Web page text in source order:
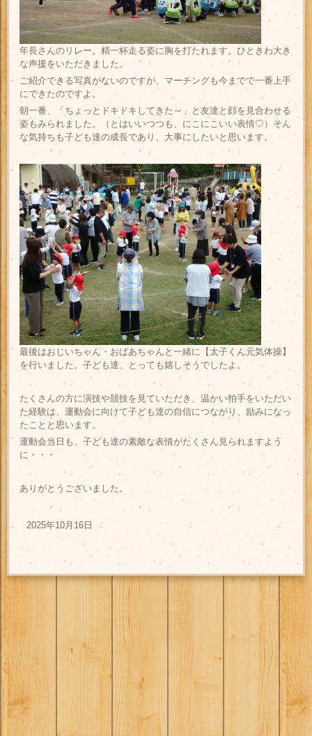
年長さんのリレー。精一杯走る姿に胸を打たれます。ひときわ大き
な声援をいただきました。
ご紹介できる写真がないのですが、マーチングも今までで一番上手
にできたのですよ。
朝一番、「ちょっとドキドキしてきた～」と友達と顔を見合わせる
姿もみられました。（とはいいつつも、にこにこいい表情♡）そん
な気持ちも子ども達の成長であり、大事にしたいと思います。
最後はおじいちゃん・おばあちゃんと一緒に【太子くん元気体操】
を行いました。子ども達、とっても嬉しそうでしたよ。
たくさんの方に演技や競技を見ていただき、温かい拍手をいただい
た経験は、運動会に向けて子ども達の自信につながり、励みになっ
たことと思います。
運動会当日も、子ども達の素敵な表情がたくさん見られますよう
に・・・
ありがとうございました。
2025年10月16日